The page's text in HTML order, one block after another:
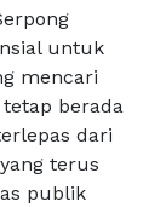
untuk
mencari
berada
dari
terus
publik